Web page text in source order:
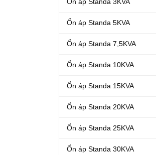
Ổn áp Standa 5KVA
Ổn áp Standa 7,5KVA
Ổn áp Standa 10KVA
Ổn áp Standa 15KVA
Ổn áp Standa 20KVA
Ổn áp Standa 25KVA
Ổn áp Standa 30KVA